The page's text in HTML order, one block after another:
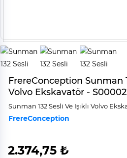
FrereConception Sunman
Volvo Ekskavatör -
Sunman 132 Sesli̇ Ve Işıklı Volvo
FrereConception
2.374,75 ₺